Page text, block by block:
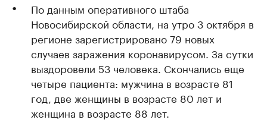
По данным оперативного штаба
Новосибирской области, на утро 3 октября в
регионе зарегистрировано 79 новых
случаев заражения коронавирусом. За сутки
выздоровели 53 человека. Скончались еще
четыре пациента: мужчина в возрасте 81
год, две женщины в возрасте 80 лет и
женщина в возрасте 88 лет.